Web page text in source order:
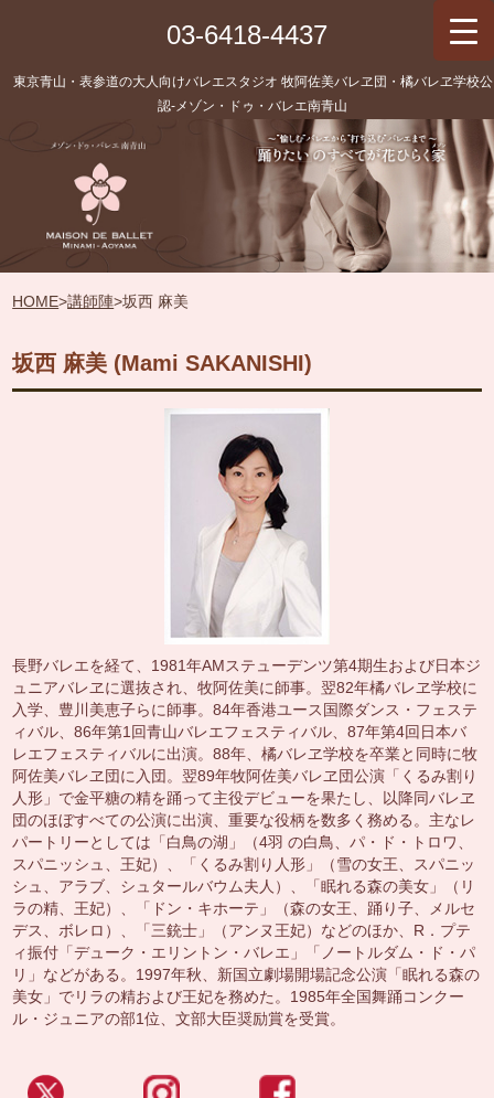
03-6418-4437
東京青山・表参道の大人向けバレエスタジオ 牧阿佐美バレヱ団・橘バレヱ学校公
認‐メゾン・ドゥ・バレエ南青山
HOME>講師陣>坂西 麻美
坂西 麻美 (Mami SAKANISHI)
長野バレエを経て、1981年AMステューデンツ第4期生および日本ジ
ュニアバレヱに選抜され、牧阿佐美に師事。翌82年橘バレヱ学校に
入学、豊川美恵子らに師事。84年香港ユース国際ダンス・フェステ
ィバル、86年第1回青山バレエフェスティバル、87年第4回日本バ
レエフェスティバルに出演。88年、橘バレヱ学校を卒業と同時に牧
阿佐美バレヱ団に入団。翌89年牧阿佐美バレヱ団公演「くるみ割り
人形」で金平糖の精を踊って主役デビューを果たし、以降同バレヱ
団のほぼすべての公演に出演、重要な役柄を数多く務める。主なレ
パートリーとしては「白鳥の湖」（4羽 の白鳥、パ・ド・トロワ、
スパニッシュ、王妃）、「くるみ割り人形」（雪の女王、スパニッ
シュ、アラブ、シュタールバウム夫人）、「眠れる森の美女」（リ
ラの精、王妃）、「ドン・キホーテ」（森の女王、踊り子、メルセ
デス、ボレロ）、「三銃士」（アンヌ王妃）などのほか、R．プテ
ィ振付「デューク・エリントン・バレエ」「ノートルダム・ド・パ
リ」などがある。1997年秋、新国立劇場開場記念公演「眠れる森の
美女」でリラの精および王妃を務めた。1985年全国舞踊コンクー
ル・ジュニアの部1位、文部大臣奨励賞を受賞。